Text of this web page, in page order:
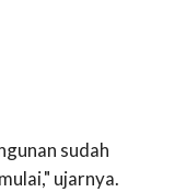
sudah
ujarnya.